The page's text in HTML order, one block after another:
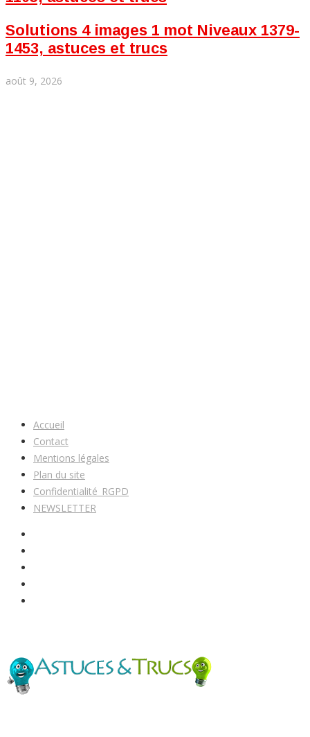
Solutions 4 images 1 mot Niveaux 1379-
1453, astuces et trucs
août 9, 2026
Accueil
Contact
Mentions légales
Plan du site
Confidentialité_RGPD
NEWSLETTER